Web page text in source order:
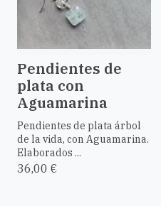
Pendientes de
plata con
Aguamarina
Pendientes de plata árbol
de la vida, con Aguamarina.
Elaborados ...
36,00 €